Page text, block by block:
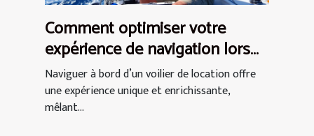
Comment optimiser votre
expérience de navigation lors
d'une location de voilier ?
Naviguer à bord d’un voilier de location offre
une expérience unique et enrichissante,
mêlant...